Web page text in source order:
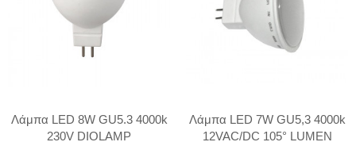
Λάμπα LED 8W GU5.3 4000k
230V DIOLAMP
Λάμπα LED 7W GU5,3 4000k
12VAC/DC 105° LUMEN